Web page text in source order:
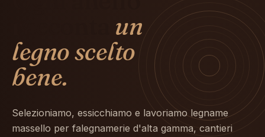
un
legno scelto
bene.
Selezioniamo, essicchiamo e lavoriamo legname
massello per falegnamerie d'alta gamma, cantieri